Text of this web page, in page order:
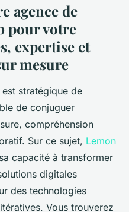
agence de
pour votre
expertise et
mesure
stratégique de
de conjuguer
compréhension
Sur ce sujet, Lemon
capacité à transformer
digitales
des technologies
Vous trouverez